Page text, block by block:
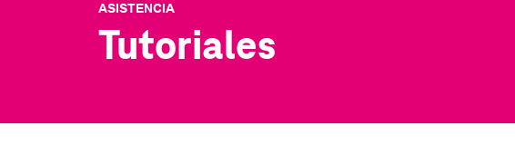
ASISTENCIA
Tutoriales